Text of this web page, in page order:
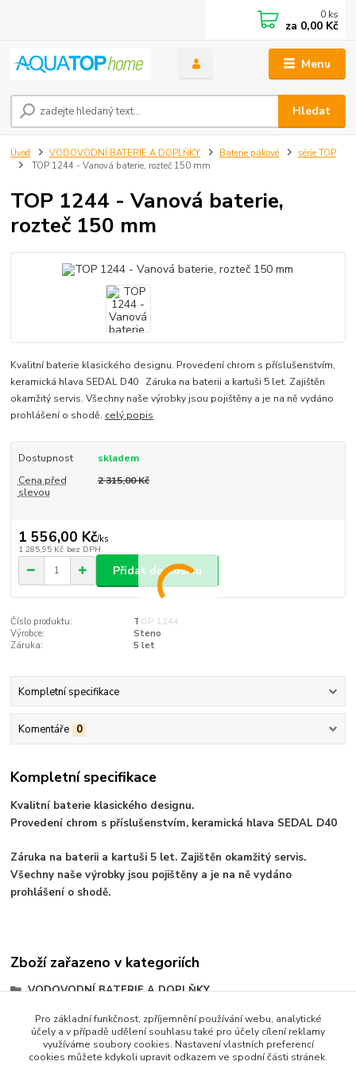
Menu
Hledat
0 ks
za 0,00 Kč
Úvod VODOVODNÍ BATERIE A DOPLŇKY Baterie pákové
série TOP
TOP 1244 - Vanová baterie, rozteč 150 mm
TOP 1244 - Vanová baterie,
rozteč 150 mm
Kvalitní baterie klasického designu. Provedení chrom s příslušenstvím,
keramická hlava SEDAL D40 Záruka na baterii a kartuši 5 let. Zajištěn
okamžitý servis. Všechny naše výrobky jsou pojištěny a je na ně vydáno
prohlášení o shodě. celý popis
Dostupnost
skladem
Cena před
slevou
2 315,00 Kč
1 556,00 Kč/ks
1 285,95 Kč bez DPH
Přidat do košíku
Číslo produktu:
TOP 1244
Výrobce:
Steno
Záruka:
5 let
Kompletní specifikace
Komentáře 0
Kompletní specifikace
Kvalitní baterie klasického designu.
Provedení chrom s příslušenstvím, keramická hlava SEDAL D40
Záruka na baterii a kartuši 5 let. Zajištěn okamžitý servis.
Všechny naše výrobky jsou pojištěny a je na ně vydáno
prohlášení o shodě.
Zboží zařazeno v kategoriích
VODOVODNÍ BATERIE A DOPLŇKY
Baterie pákové
série TOP
Pro základní funkčnost, zpříjemnění používání webu, analytické
účely a v případě udělení souhlasu také pro účely cílení reklamy
využíváme soubory cookies. Nastavení vlastních preferencí
cookies můžete kdykoli upravit odkazem ve spodní části stránek.